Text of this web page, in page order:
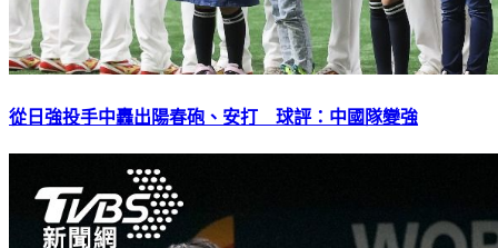
從日強投手中轟出陽春砲、安打 球評：中國隊變強